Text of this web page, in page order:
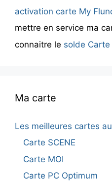
activation carte My
mettre en service ma
connaitre le solde Carte
Ma carte
Les meilleures cartes
Carte SCENE
Carte MOI
Carte PC Optimum